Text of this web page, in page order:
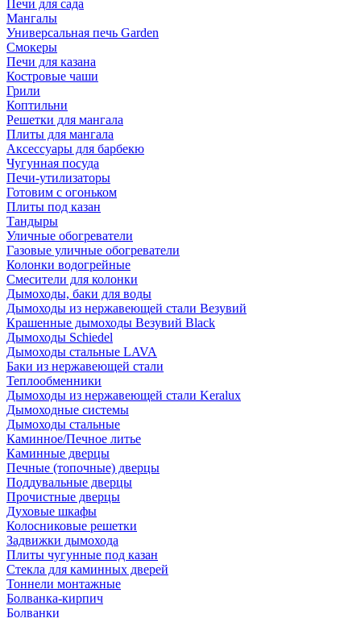
Печи для сада
Мангалы
Универсальная печь Garden
Смокеры
Печи для казана
Костровые чаши
Грили
Коптильни
Решетки для мангала
Плиты для мангала
Аксессуары для барбекю
Чугунная посуда
Печи-утилизаторы
Готовим с огоньком
Плиты под казан
Тандыры
Уличные обогреватели
Газовые уличные обогреватели
Колонки водогрейные
Смесители для колонки
Дымоходы, баки для воды
Дымоходы из нержавеющей стали Везувий
Крашенные дымоходы Везувий Black
Дымоходы Schiedel
Дымоходы стальные LAVA
Баки из нержавеющей стали
Теплообменники
Дымоходы из нержавеющей стали Keralux
Дымоходные системы
Дымоходы стальные
Каминное/Печное литье
Каминные дверцы
Печные (топочные) дверцы
Поддувальные дверцы
Прочистные дверцы
Духовые шкафы
Колосниковые решетки
Задвижки дымохода
Плиты чугунные под казан
Стекла для каминных дверей
Тоннели монтажные
Болванка-кирпич
Болванки